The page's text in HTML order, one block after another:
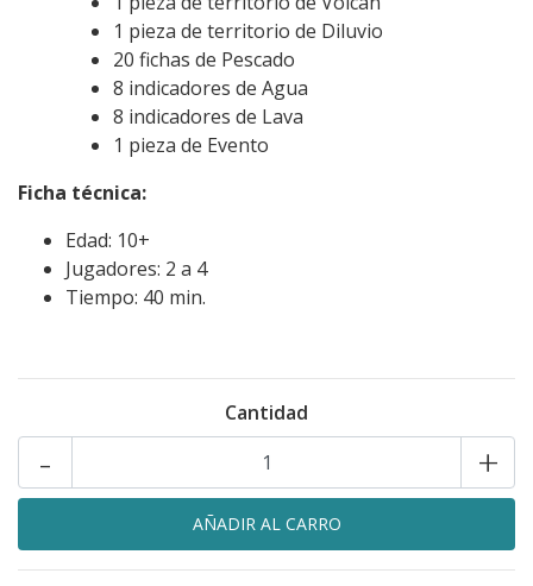
1 pieza de territorio de Diluvio
20 fichas de Pescado
8 indicadores de Agua
8 indicadores de Lava
1 pieza de Evento
Ficha técnica:
Edad: 10+
Jugadores: 2 a 4
Tiempo: 40 min.
Cantidad
+
-